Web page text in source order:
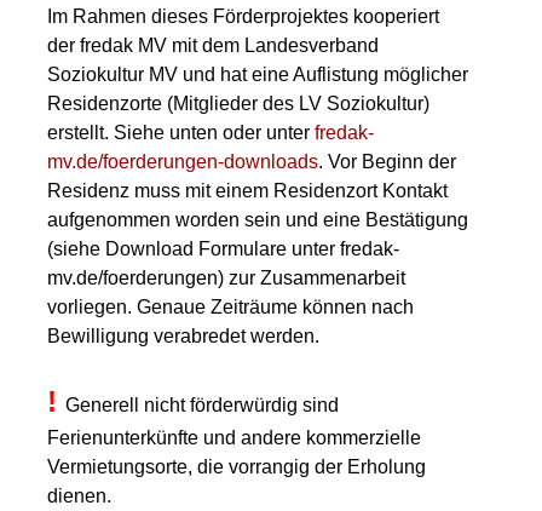
Im Rahmen dieses Förderprojektes kooperiert
der fredak MV mit dem Landesverband
Soziokultur MV und hat eine Auflistung möglicher
Residenzorte (Mitglieder des LV Soziokultur)
erstellt. Siehe unten oder unterfredak-
mv.de/foerderungen-downloads. Vor Beginn der
Residenz muss mit einem Residenzort Kontakt
aufgenommen worden sein und eine Bestätigung
(siehe Download Formulare unter fredak-
mv.de/foerderungen) zur Zusammenarbeit
vorliegen. Genaue Zeiträume können nach
Bewilligung verabredet werden.
! Generell nicht förderwürdig sind
Ferienunterkünfte und andere kommerzielle
Vermietungsorte, die vorrangig der Erholung
dienen.